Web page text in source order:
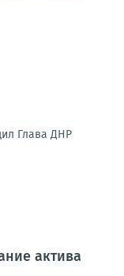
Глава ДНР
актива